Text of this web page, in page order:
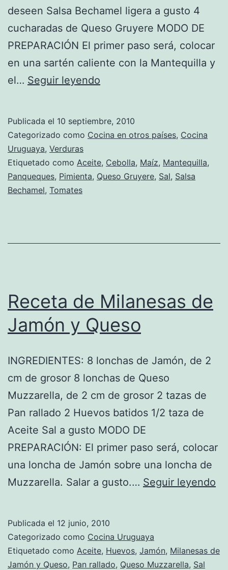
deseen Salsa Bechamel ligera a gusto 4
cucharadas de Queso Gruyere MODO DE
PREPARACIÓN El primer paso será, colocar
en una sartén caliente con la Mantequilla y
el… Seguir leyendo
de
Publicada el 10 septiembre, 2010
Categorizado como Cocina en otros países, Cocina
Uruguaya, Verduras
Etiquetado como Aceite, Cebolla, Maíz, Mantequilla,
Panqueques, Pimienta, Queso Gruyere, Sal, Salsa
Bechamel, Tomates
Receta de Milanesas de
Jamón y Queso
INGREDIENTES: 8 lonchas de Jamón, de 2
cm de grosor 8 lonchas de Queso
Muzzarella, de 2 cm de grosor 2 tazas de
Pan rallado 2 Huevos batidos 1/2 taza de
Aceite Sal a gusto MODO DE
PREPARACIÓN: El primer paso será, colocar
una loncha de Jamón sobre una loncha de
Muzzarella. Salar a gusto.… Seguir leyendo
Publicada el 12 junio, 2010
Categorizado como Cocina Uruguaya
Etiquetado como Aceite, Huevos, Jamón, Milanesas de
Jamón y Queso, Pan rallado, Queso Muzzarella, Sal